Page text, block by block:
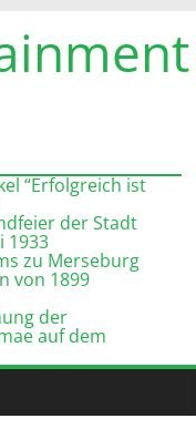
“Erfolgreich ist
der Stadt
1933
zu Merseburg
von 1899
der
auf dem